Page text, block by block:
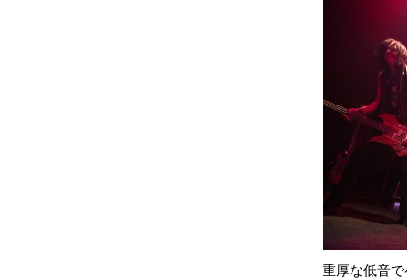
重厚な低音